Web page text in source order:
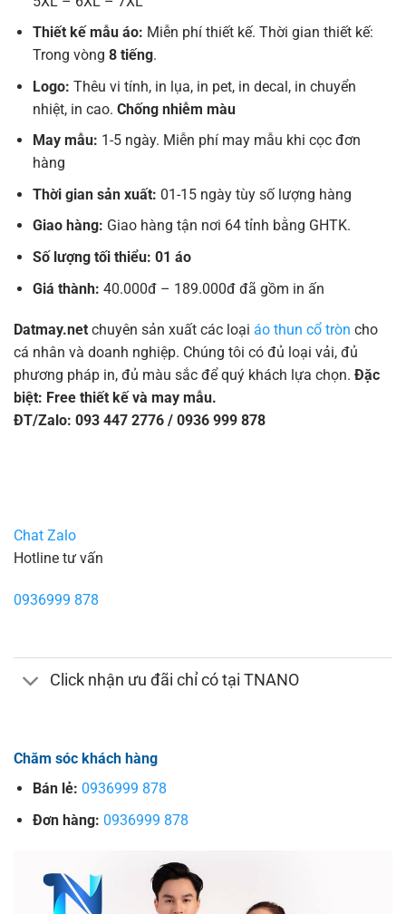
Thiết kế mẫu áo: Miễn phí thiết kế. Thời gian thiết kế:
Trong vòng 8 tiếng.
Logo: Thêu vi tính, in lụa, in pet, in decal, in chuyển
nhiệt, in cao. Chống nhiễm màu
May mẫu: 1-5 ngày. Miễn phí may mẫu khi cọc đơn
hàng
Thời gian sản xuất: 01-15 ngày tùy số lượng hàng
Giao hàng: Giao hàng tận nơi 64 tỉnh bằng GHTK.
Số lượng tối thiểu: 01 áo
Giá thành: 40.000đ – 189.000đ đã gồm in ấn
Datmay.net chuyên sản xuất các loại áo thun cổ tròn cho
cá nhân và doanh nghiệp. Chúng tôi có đủ loại vải, đủ
phương pháp in, đủ màu sắc để quý khách lựa chọn. Đặc
biệt: Free thiết kế và may mẫu.
ĐT/Zalo: 093 447 2776 / 0936 999 878
Chat Zalo
Hotline tư vấn
0936999 878
Click nhận ưu đãi chỉ có tại TNANO
Chăm sóc khách hàng
Bán lẻ: 0936999 878
Đơn hàng: 0936999 878